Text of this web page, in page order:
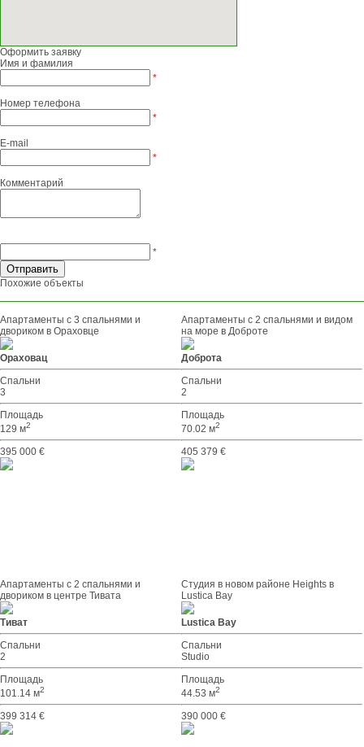
Оформить заявку
Имя и фамилия
*
Номер телефона
*
E-mail
*
Комментарий
*
Похожие объекты
Апартаменты с 3 спальнями и
двориком в Ораховце
Ораховац
Спальни
3
Площадь
129 м2
395 000 €
Апартаменты с 2 спальнями и видом
на море в Доброте
Доброта
Спальни
2
Площадь
70.02 м2
405 379 €
Апартаменты с 2 спальнями и
двориком в центре Тивата
Тиват
Спальни
2
Площадь
101.14 м2
399 314 €
Студия в новом районе Heights в
Lustica Bay
Lustica Bay
Спальни
Studio
Площадь
44.53 м2
390 000 €